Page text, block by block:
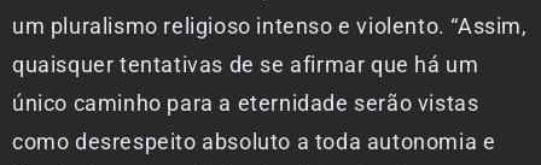
um pluralismo religioso intenso e violento. “Assim,
quaisquer tentativas de se afirmar que há um
único caminho para a eternidade serão vistas
como desrespeito absoluto a toda autonomia e